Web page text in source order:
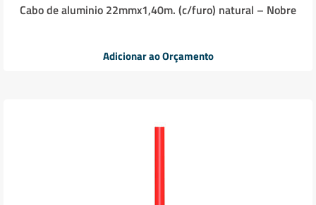
Cabo de aluminio 22mmx1,40m. (c/furo) natural – Nobre
Adicionar ao Orçamento